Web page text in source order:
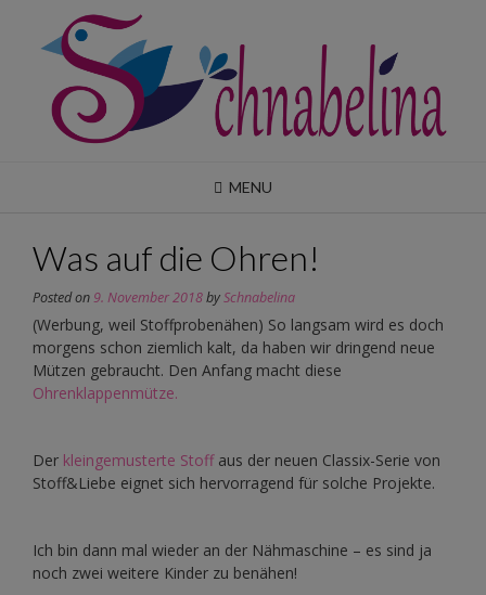
content
MENU
Was auf die Ohren!
Posted on9. November 2018bySchnabelina
(Werbung, weil Stoffprobenähen) So langsam wird es doch
morgens schon ziemlich kalt, da haben wir dringend neue
Mützen gebraucht. Den Anfang macht diese
Ohrenklappenmütze.
Der kleingemusterte Stoffaus der neuen Classix-Serie von
Stoff&Liebe eignet sich hervorragend für solche Projekte.
Ich bin dann mal wieder an der Nähmaschine – es sind ja
noch zwei weitere Kinder zu benähen!